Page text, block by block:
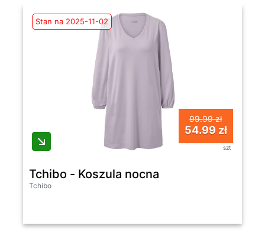
Stan na 2025-11-02
99.99 zł
54.99 zł
szt
Tchibo - Koszula nocna
Tchibo